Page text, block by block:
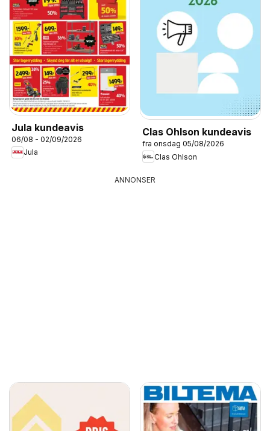
Jula kundeavis
06/08 - 02/09/2026
Jula
Clas Ohlson kundeavis
fra onsdag 05/08/2026
Clas Ohlson
ANNONSER